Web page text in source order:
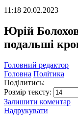
11:18 20.02.2023
Юрій
подальші
Головний редактор
Головна Політика
Поділитись:
Розмір тексту:
Залишити коментар
Надрукувати